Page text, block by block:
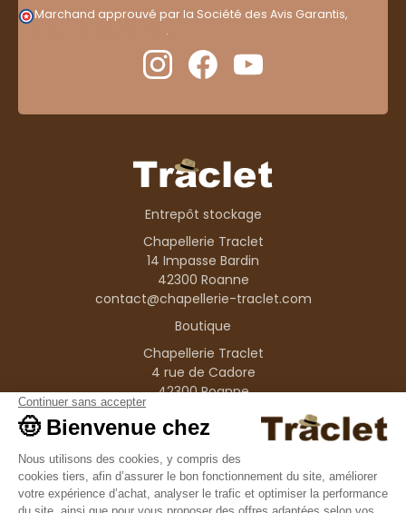
Marchand approuvé par la Société des Avis Garantis,
.
Entrepôt stockage
Chapellerie Traclet
14 Impasse Bardin
42300 Roanne
contact@chapellerie-traclet.com
Boutique
Chapellerie Traclet
4 rue de Cadore
42300 Roanne
Produits